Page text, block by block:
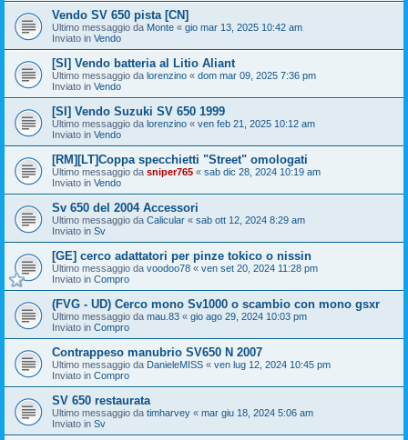
Vendo SV 650 pista [CN]
Ultimo messaggio da Monte « gio mar 13, 2025 10:42 am
Inviato in Vendo
[SI] Vendo batteria al Litio Aliant
Ultimo messaggio da lorenzino « dom mar 09, 2025 7:36 pm
Inviato in Vendo
[SI] Vendo Suzuki SV 650 1999
Ultimo messaggio da lorenzino « ven feb 21, 2025 10:12 am
Inviato in Vendo
[RM][LT]Coppa specchietti "Street" omologati
Ultimo messaggio da sniper765 « sab dic 28, 2024 10:19 am
Inviato in Vendo
Sv 650 del 2004 Accessori
Ultimo messaggio da Calicular « sab ott 12, 2024 8:29 am
Inviato in Sv
[GE] cerco adattatori per pinze tokico o nissin
Ultimo messaggio da voodoo78 « ven set 20, 2024 11:28 pm
Inviato in Compro
(FVG - UD) Cerco mono Sv1000 o scambio con mono gsxr
Ultimo messaggio da mau.83 « gio ago 29, 2024 10:03 pm
Inviato in Compro
Contrappeso manubrio SV650 N 2007
Ultimo messaggio da DanieleMISS « ven lug 12, 2024 10:45 pm
Inviato in Compro
SV 650 restaurata
Ultimo messaggio da timharvey « mar giu 18, 2024 5:06 am
Inviato in Sv